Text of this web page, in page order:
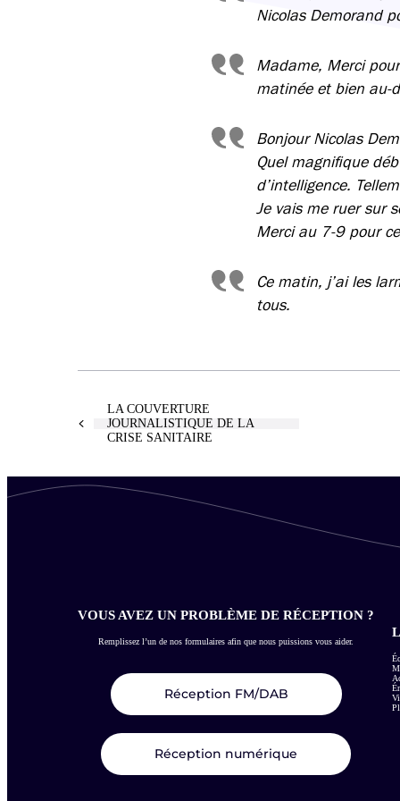
Nicolas Demorand
Madame, Merci
matinée et bien au-
Bonjour Nicolas
Quel magnifique
d’intelligence.
Je vais me ruer sur
Merci au 7-9 pour
Ce matin, j’ai les
tous.
LA COUVERTURE
JOURNALISTIQUE DE LA
CRISE SANITAIRE
VOUS AVEZ UN PROBLÈME DE RÉCEPTION ?
Remplissez l’un de nos formulaires afin que nous puissions vous aider.
Réception FM/DAB
Réception numérique